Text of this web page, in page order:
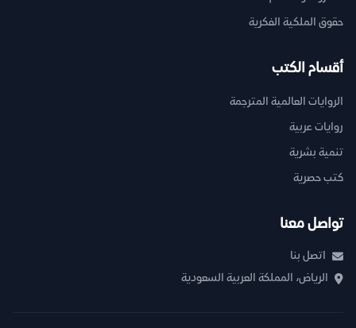
حقوق الملكية الفكرية
أقسام الكتب
الروايات العالمية المترجمة
روايات عربية
تنمية بشرية
كتب حصرية
تواصل معنا
اتصل بنا
الرياض، المملكة العربية السعودية